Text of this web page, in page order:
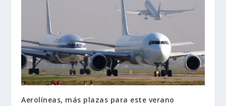
Aerolíneas, más plazas para este verano